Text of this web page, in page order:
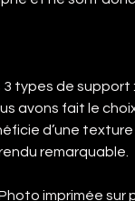
types de support :
avons fait le
d’une
remarquable.
imprimée sur